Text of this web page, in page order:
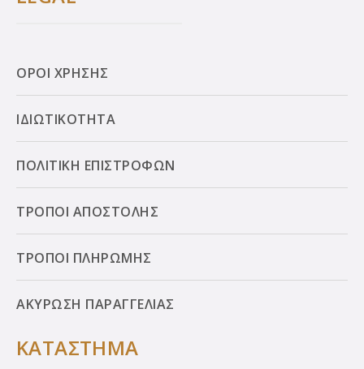
ΟΡΟΙ ΧΡΗΣΗΣ
ΙΔΙΩΤΙΚΟΤΗΤΑ
ΠΟΛΙΤΙΚΗ ΕΠΙΣΤΡΟΦΩΝ
ΤΡΟΠΟΙ ΑΠΟΣΤΟΛΗΣ
ΤΡΟΠΟΙ ΠΛΗΡΩΜΗΣ
ΑΚΥΡΩΣΗ ΠΑΡΑΓΓΕΛΙΑΣ
ΚΑΤΑΣΤΗΜΑ